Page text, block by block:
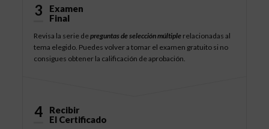
3
Examen
Final
Revisa la serie depreguntas de selección múltiple relacionadas al
tema elegido. Puedes volver a tomar el examen gratuito si no
consigues obtener la calificación de aprobación.
4
Recibir
El Certificado